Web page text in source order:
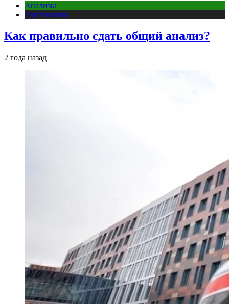
Анализы
Публикации
Как правильно сдать общий анализ?
2 года назад